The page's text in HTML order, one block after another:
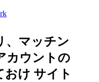
、マッチン
カウントの
おけ サイト